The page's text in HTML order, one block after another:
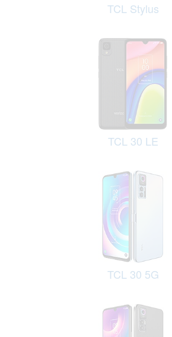
TCL Stylus
TCL 30 LE
TCL 30 5G